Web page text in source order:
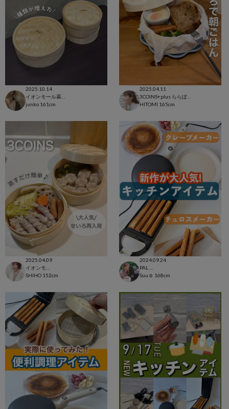
2025.10.14
junko 161cm
2025.04.11
3COINS+plus ららぽーと和泉店
HITOMI 165cm
2025.04.09
SHIHO 152cm
2024.09.24
Suu☺︎ 168cm